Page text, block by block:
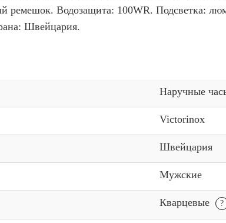
ремешок. Водозащита: 100WR. Подсветка:
Швейцария.
Наручные
Victorinox
Швейцария
Мужские
Кварцевые